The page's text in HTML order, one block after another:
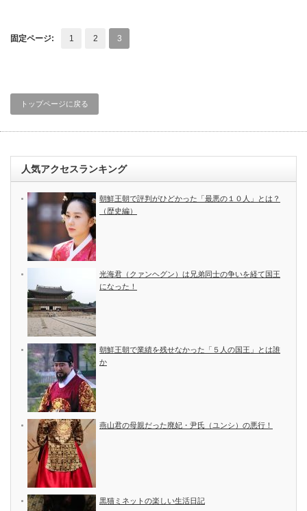
固定ページ: 1 2 3
トップページに戻る
人気アクセスランキング
朝鮮王朝で評判がひどかった「最悪の１０人」とは？
（歴史編）
光海君（クァンヘグン）は兄弟同士の争いを経て国王
になった！
朝鮮王朝で業績を残せなかった「５人の国王」とは誰
か
燕山君の母親だった廃妃・尹氏（ユンシ）の悪行！
黒猫ミネットの楽しい生活日記